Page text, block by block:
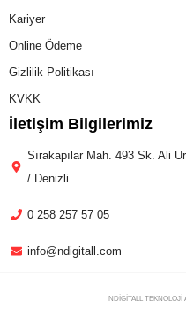
Kariyer
Online Ödeme
Gizlilik Politikası
KVKK
İletişim Bilgilerimiz
Sırakapılar Mah. 493 Sk. Ali
/ Denizli
0 258 257 57 05
info@ndigitall.com
NDİGİTALL TEKNOLOJİ